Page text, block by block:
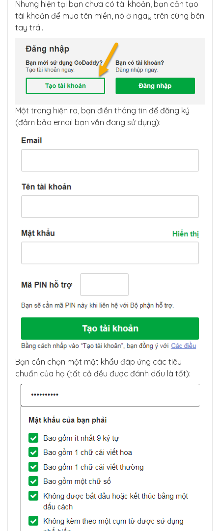
Nhưng hiện tại bạn chưa có tài khoản, bạn cần tạo
tài khoản để mua tên miền, nó ở ngay trên cùng bên
tay trái.
Một trang hiện ra, bạn điền thông tin để đăng ký
(đảm bảo email bạn vẫn đang sử dụng):
Bạn cần chọn một mật khẩu đáp ứng các tiêu
chuẩn của họ (tất cả đều được đánh dấu là tốt):